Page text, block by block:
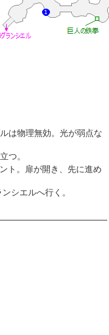
は物理無効。光が弱点な
つ。
ト。扉が開き、先に進め
シエルへ行く。